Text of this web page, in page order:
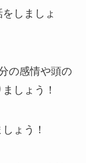
しましょ
の感情や頭の
しょう！
ょう！